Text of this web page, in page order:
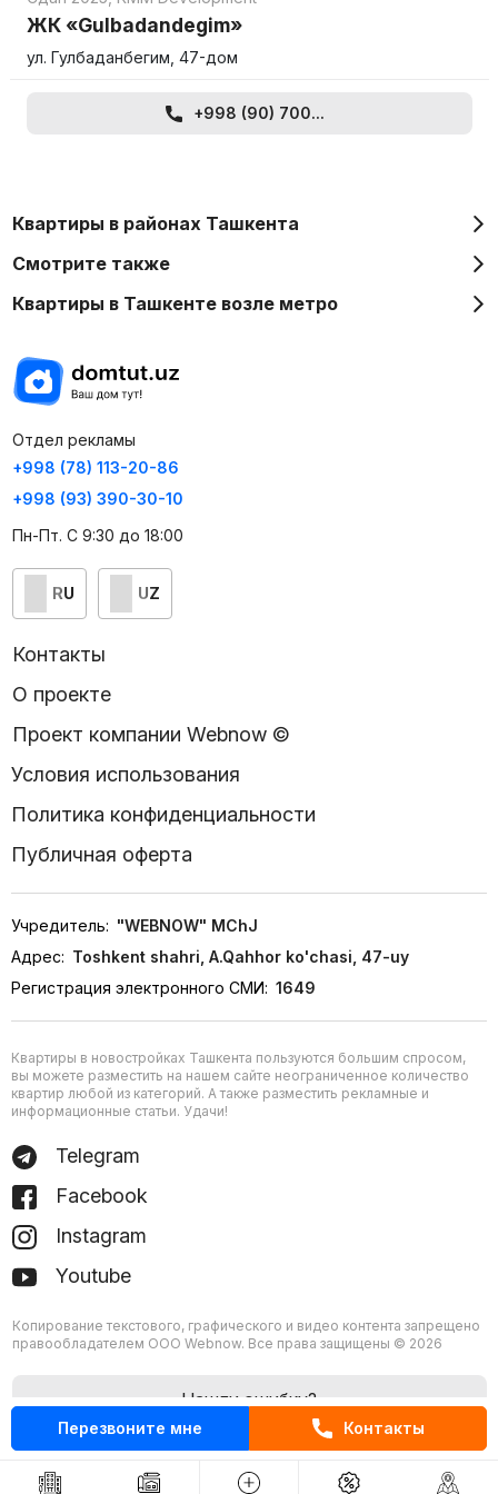
Перезвоните мне Контакты
ЖК «Gulbadandegim»
ул. Гулбаданбегим, 47-дом
+998 (90) 700...
Квартиры в районах Ташкента
Смотрите также
Квартиры в Ташкенте возле метро
Отдел рекламы
+998 (78) 113-20-86
+998 (93) 390-30-10
Пн-Пт. С 9:30 до 18:00
RU UZ
Контакты
О проекте
Проект компании Webnow ©
Условия использования
Политика конфиденциальности
Публичная оферта
Учредитель: "WEBNOW" MChJ
Адрес: Toshkent shahri, A.Qahhor ko'chasi, 47-uy
Регистрация электронного СМИ: 1649
Квартиры в новостройках Ташкента пользуются большим спросом,
вы можете разместить на нашем сайте неограниченное количество
квартир любой из категорий. А также разместить рекламные и
информационные статьи. Удачи!
Telegram
Facebook
Instagram
Youtube
Копирование текстового, графического и видео контента запрещено
правообладателем ООО Webnow. Все права защищены © 2026
Нашли ошибку?